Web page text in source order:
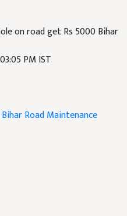
on road get Rs 5000 Bihar
PM IST
Road Maintenance